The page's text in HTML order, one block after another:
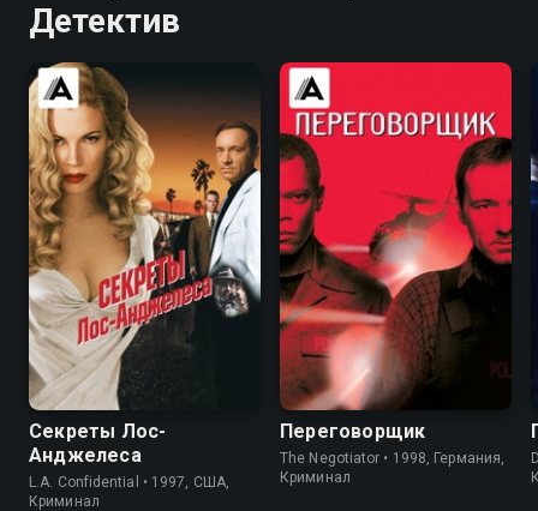
Детектив
7.9 8.2
Секреты Лос-
Анджелеса
L.A. Confidential • 1997, США,
Криминал
7.8 7.3
Переговорщик
The Negotiator • 1998, Германия,
Криминал